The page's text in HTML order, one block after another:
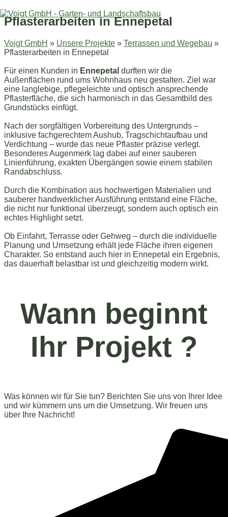
Zum
Inhalt
springen
Pflasterarbeiten in Ennepetal
Voigt GmbH » Unsere Projekte » Terrassen und Wegebau »
Pflasterarbeiten in Ennepetal
Für einen Kunden in Ennepetal durften wir die
Außenflächen rund ums Wohnhaus neu gestalten. Ziel war
eine langlebige, pflegeleichte und optisch ansprechende
Pflasterfläche, die sich harmonisch in das Gesamtbild des
Grundstücks einfügt.
Nach der sorgfältigen Vorbereitung des Untergrunds –
inklusive fachgerechtem Aushub, Tragschichtaufbau und
Verdichtung – wurde das neue Pflaster präzise verlegt.
Besonderes Augenmerk lag dabei auf einer sauberen
Linienführung, exakten Übergängen sowie einem stabilen
Randabschluss.
Durch die Kombination aus hochwertigen Materialien und
sauberer handwerklicher Ausführung entstand eine Fläche,
die nicht nur funktional überzeugt, sondern auch optisch ein
echtes Highlight setzt.
Ob Einfahrt, Terrasse oder Gehweg – durch die individuelle
Planung und Umsetzung erhält jede Fläche ihren eigenen
Charakter. So entstand auch hier in Ennepetal ein Ergebnis,
das dauerhaft belastbar ist und gleichzeitig modern wirkt.
Wann beginnt
Ihr Projekt ?
Was können wir für Sie tun? Berichten Sie uns von Ihrer Idee
und wir kümmern uns um die Umsetzung. Wir freuen uns
über Ihre Nachricht!